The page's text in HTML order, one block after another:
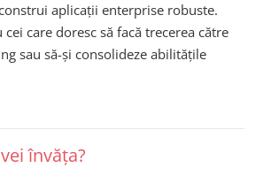
aplicații enterprise robuste.
cei care doresc să facă trecerea către
sau să-și consolideze abilitățile
învăța?